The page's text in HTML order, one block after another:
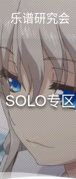
乐谱研究会
SOLO专区